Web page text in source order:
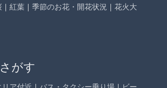
｜ 紅葉 ｜ 季節のお花・開花状況 ｜ 花火大
がす